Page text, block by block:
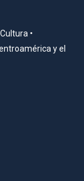
•
y el